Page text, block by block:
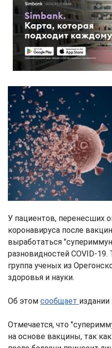
У пациентов, перенесших
коронавируса после
выработаться
разновидностей COVID-
группа ученых из
здоровья и науки.
Об этом сообщает издании
Отмечается, что
на основе вакцины, так